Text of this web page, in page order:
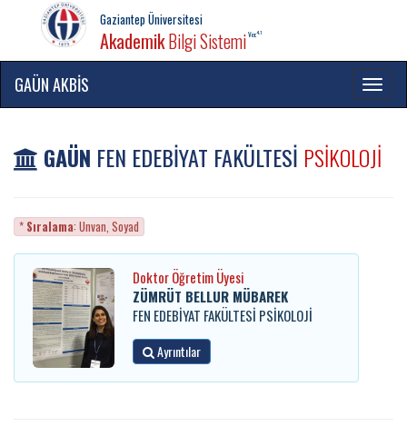
Gaziantep Üniversitesi
AkademikBilgi SistemiVer.4.1
Menü
GAÜN AKBİS
GAÜN FEN EDEBİYAT FAKÜLTESİ PSİKOLOJİ
* Sıralama: Unvan, Soyad
Doktor Öğretim Üyesi
ZÜMRÜT BELLUR MÜBAREK
FEN EDEBİYAT FAKÜLTESİ PSİKOLOJİ
Ayrıntılar